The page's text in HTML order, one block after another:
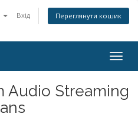
Вхід Переглянути кошик
Audio Streaming